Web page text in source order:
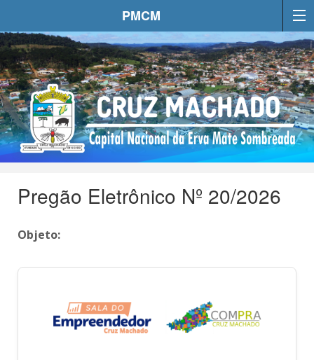
PMCM
Pregão Eletrônico Nº 20/2026
Objeto: